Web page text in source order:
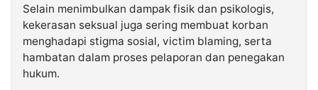
Kabarbaru.co
2026
Selain menimbulkan dampak fisik dan psikologis,
kekerasan seksual juga sering membuat korban
menghadapi stigma sosial, victim blaming, serta
hambatan dalam proses pelaporan dan penegakan
hukum.